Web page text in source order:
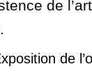
de
de